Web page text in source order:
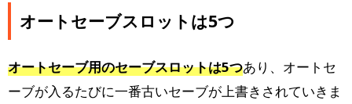
オートセーブスロットは5つ
オートセーブ用のセーブスロットは5つあり、オートセ
ーブが入るたびに一番古いセーブが上書きされていきま